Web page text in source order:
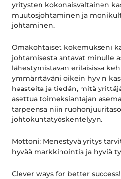
yritysten kokonaisvaltainen
muutosjohtaminen ja
johtaminen.
Omakohtaiset kokemukseni
johtamisesta antavat minulle
lähestymistavan erilaisissa
ymmärrtäväni oikein hyvin
haasteita ja tiedän, mitä
asettua toimeksiantajan
tarpeensa niin
johtokuntatyöskentelyyn.
Mottoni: Menestyvä yritys
hyvää markkinointia ja hyviä
Clever ways for better success!